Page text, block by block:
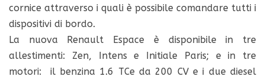
cornice attraverso i quali è possibile comandare tutti i
dispositivi di bordo.
La nuova Renault Espace è disponibile in tre
allestimenti: Zen, Intens e Initiale Paris; e in tre
motori: il benzina 1.6 TCe da 200 CV e i due diesel